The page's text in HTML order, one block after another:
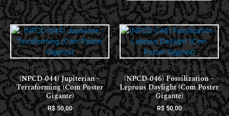
LANÇAMENTOS // RELEASES
(NPCD-044) Jupiterian –
Terraforming (Com Poster
Gigante)
R$50,00
LANÇAMENTOS // RELEASES
(NPCD-046) Fossilization –
Leprous Daylight (Com Poster
Gigante)
R$50,00